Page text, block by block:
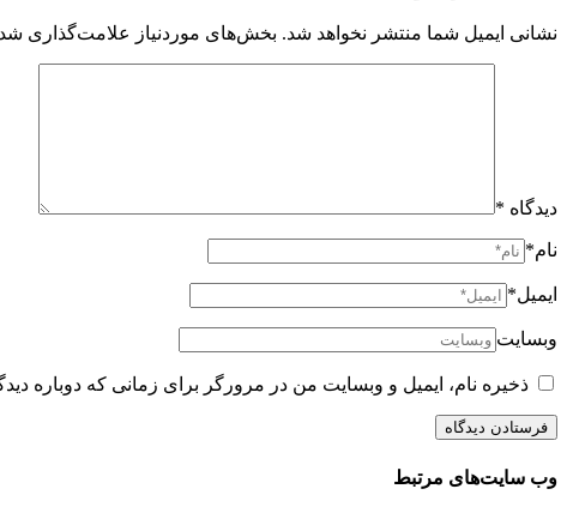
نشانی ایمیل شما منتشر نخواهد شد. بخش‌های موردنیاز علامت‌گذاری
دیدگاه *
نام*
ایمیل*
وبسایت
ذخیره نام، ایمیل و وبسایت من در مرورگر برای زمانی که دوباره
وب سایت‌های مرتبط